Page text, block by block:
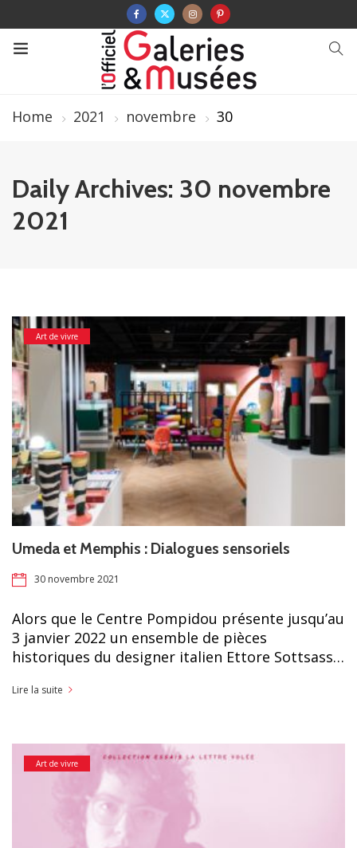
Home 2021 novembre 30
Daily Archives: 30 novembre
2021
Art de vivre
Umeda et Memphis : Dialogues sensoriels
30 novembre 2021
Alors que le Centre Pompidou présente jusqu’au
3 janvier 2022 un ensemble de pièces
historiques du designer italien Ettore Sottsass…
Lire la suite
Art de vivre